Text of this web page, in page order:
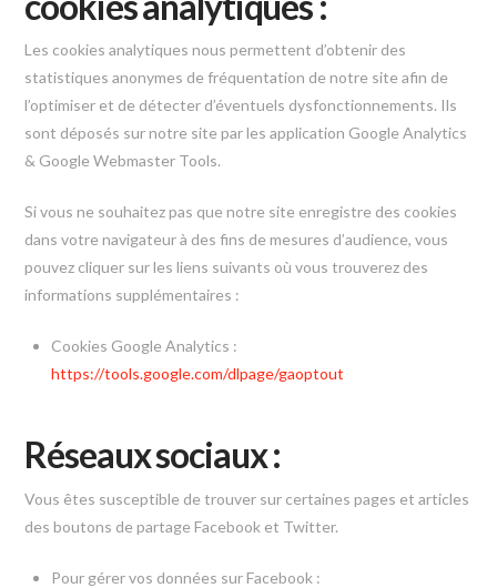
Les cookies analytiques nous permettent d’obtenir des
statistiques anonymes de fréquentation de notre site afin de
l’optimiser et de détecter d’éventuels dysfonctionnements. Ils
sont déposés sur notre site par les application Google Analytics
& Google Webmaster Tools.
Si vous ne souhaitez pas que notre site enregistre des cookies
dans votre navigateur à des fins de mesures d’audience, vous
pouvez cliquer sur les liens suivants où vous trouverez des
informations supplémentaires :
Cookies Google Analytics :
https://tools.google.com/dlpage/gaoptout
Réseaux sociaux :
Vous êtes susceptible de trouver sur certaines pages et articles
des boutons de partage Facebook et Twitter.
Pour gérer vos données sur Facebook :